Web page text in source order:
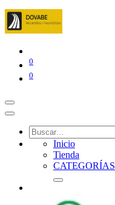
0
0
Inicio
Tienda
CATEGORÍAS